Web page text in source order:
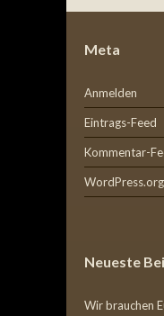
Meta
Anmelden
Eintrags-Feed
Kommentar-
WordPress.org
Neueste
Wir brauchen